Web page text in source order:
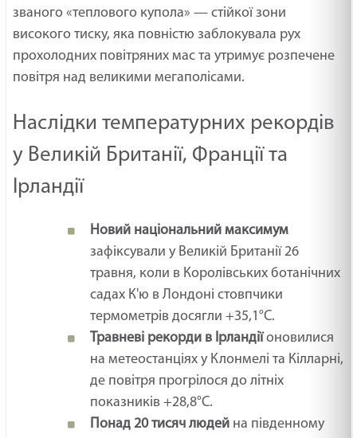
званого «теплового купола» — стійкої зони
високого тиску, яка повністю заблокувала рух
прохолодних повітряних мас та утримує розпечене
повітря над великими мегаполісами.
Наслідки температурних рекордів
у Великій Британії, Франції та
Ірландії
Новий національний максимум
зафіксували у Великій Британії 26
травня, коли в Королівських ботанічних
садах К'ю в Лондоні стовпчики
термометрів досягли +35,1°C.
Травневі рекорди в Ірландіїоновилися
на метеостанціях у Клонмелі та Кілларні,
де повітря прогрілося до літніх
показників +28,8°C.
Понад 20 тисяч людей на південному